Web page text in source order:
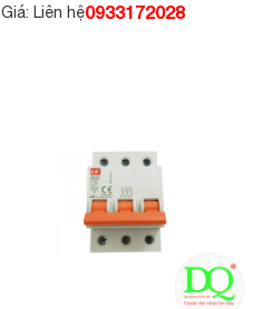
Giá: Liên hệ0933172028